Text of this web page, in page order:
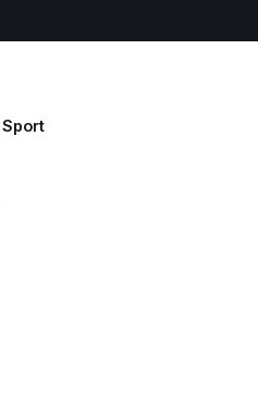
Sport